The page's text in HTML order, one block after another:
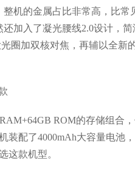
机的金属占比非常高，比
加入了凝光腰线2.0设计，
圈加双核对焦，再辅以全新
ROM的存储组合
配了4000mAh大容量电池
这款机型。